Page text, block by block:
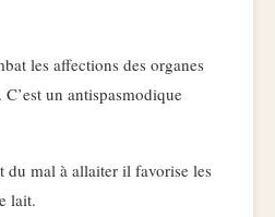
les affections des organes
un antispasmodique
du mal à allaiter il favorise les
lait.